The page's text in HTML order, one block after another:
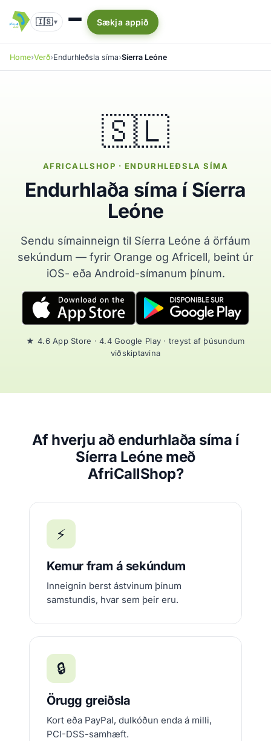
🇮🇸▾ Sækja appið
Home Verð Endurhleðsla síma Síerra Leóne
🇸🇱
AFRICALLSHOP · ENDURHLEÐSLA SÍMA
Endurhlaða síma í Síerra
Leóne
Sendu símainneign til Síerra Leóne á örfáum
sekúndum — fyrir Orange og Africell, beint úr
iOS- eða Android-símanum þínum.
★ 4.6 App Store · 4.4 Google Play · treyst af þúsundum
viðskiptavina
Af hverju að endurhlaða síma í
Síerra Leóne með
AfriCallShop?
⚡
Kemur fram á sekúndum
Inneignin berst ástvinum þínum
samstundis, hvar sem þeir eru.
🔒
Örugg greiðsla
Kort eða PayPal, dulkóðun enda á milli,
PCI-DSS-samhæft.